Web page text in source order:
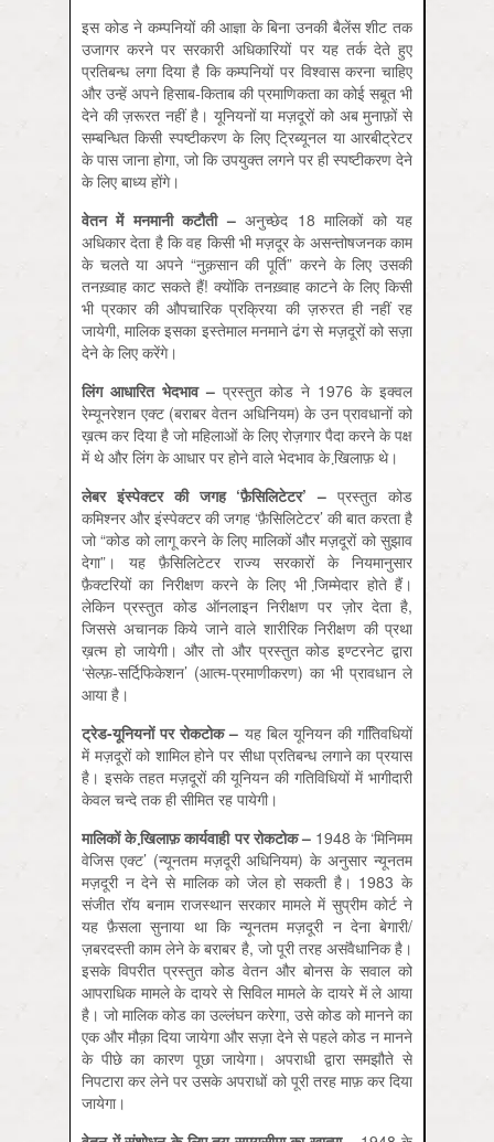
इस कोड ने कम्पनियों की आज्ञा के बिना उनकी बैलेंस शीट तक
उजागर करने पर सरकारी अधिकारियों पर यह तर्क देते हुए
प्रतिबन्ध लगा दिया है कि कम्पनियों पर विश्वास करना चाहिए
और उन्हें अपने हिसाब-किताब की प्रमाणिकता का कोई सबूत भी
देने की ज़रूरत नहीं है। यूनियनों या मज़दूरों को अब मुनाफ़ों से
सम्बन्धित किसी स्पष्टीकरण के लिए ट्रिब्यूनल या आरबीट्रेटर
के पास जाना होगा, जो कि उपयुक्त लगने पर ही स्पष्टीकरण देने
के लिए बाध्य होंगे।
वेतनमेंमनमानीकटौती –अनुच्छेद 18 मालिकों को यह
अधिकार देता है कि वह किसी भी मज़दूर के असन्तोषजनक काम
के चलते या अपने “नुक़सान की पूर्ति” करने के लिए उसकी
तनख़्वाह काट सकते हैं! क्योंकि तनख़्वाह काटने के लिए किसी
भी प्रकार की औपचारिक प्रक्रिया की ज़रुरत ही नहीं रह
जायेगी, मालिक इसका इस्तेमाल मनमाने ढंग से मज़दूरों को सज़ा
देने के लिए करेंगे।
लिंग आधारित भेदभाव –प्रस्तुत कोड ने 1976 के इक्वल
रेम्यूनरेशन एक्ट (बराबर वेतन अधिनियम) के उन प्रावधानों को
ख़त्म कर दिया है जो महिलाओं के लिए रोज़गार पैदा करने के पक्ष
में थे और लिंग के आधार पर होने वाले भेदभाव के खि़लाफ़ थे।
लेबरइंस्पेक्टरकीजगह ‘फ़ैसिलिटेटर’ – प्रस्तुत कोड
कमिश्नर और इंस्पेक्टर की जगह ‘फ़ैसिलिटेटर’ की बात करता है
जो “कोड को लागू करने के लिए मालिकों और मज़दूरों को सुझाव
देगा”। यह फ़ैसिलिटेटर राज्य सरकारों के नियमानुसार
फ़ैक्टरियों का निरीक्षण करने के लिए भी जि़म्मेदार होते हैं।
लेकिन प्रस्तुत कोड ऑनलाइन निरीक्षण पर ज़ोर देता है,
जिससे अचानक किये जाने वाले शारीरिक निरीक्षण की प्रथा
ख़त्म हो जायेगी। और तो और प्रस्तुत कोड इण्टरनेट द्वारा
‘सेल्फ़-सर्टिफि़केशन’ (आत्म-प्रमाणीकरण) का भी प्रावधान ले
आया है।
ट्रेड-यूनियनोंपररोकटोक – यह बिल यूनियन की गतिि‍वधियों
में मज़दूरों को शामिल होने पर सीधा प्रतिबन्ध लगाने का प्रयास
है। इसके तहत मज़दूरों की यूनियन की गतिविधियों में भागीदारी
केवल चन्दे तक ही सीमित रह पायेगी।
मालिकोंकेखि़लाफ़कार्यवाहीपररोकटोक –1948 के ‘मिनिमम
वेजिस एक्ट’ (न्यूनतम मज़दूरी अधिनियम) के अनुसार न्यूनतम
मज़दूरी न देने से मालिक को जेल हो सकती है। 1983 के
संजीत रॉय बनाम राजस्थान सरकार मामले में सुप्रीम कोर्ट ने
यह फ़ैसला सुनाया था कि न्यूनतम मज़दूरी न देना बेगारी/
ज़बरदस्ती काम लेने के बराबर है, जो पूरी तरह असंवैधानिक है।
इसके विपरीत प्रस्तुत कोड वेतन और बोनस के सवाल को
आपराधिक मामले के दायरे से सिविल मामले के दायरे में ले आया
है। जो मालिक कोड का उल्लंघन करेगा, उसे कोड को मानने का
एक और मौक़ा दिया जायेगा और सज़ा देने से पहले कोड न मानने
के पीछे का कारण पूछा जायेगा। अपराधी द्वारा समझौते से
निपटारा कर लेने पर उसके अपराधों को पूरी तरह माफ़ कर दिया
जायेगा।